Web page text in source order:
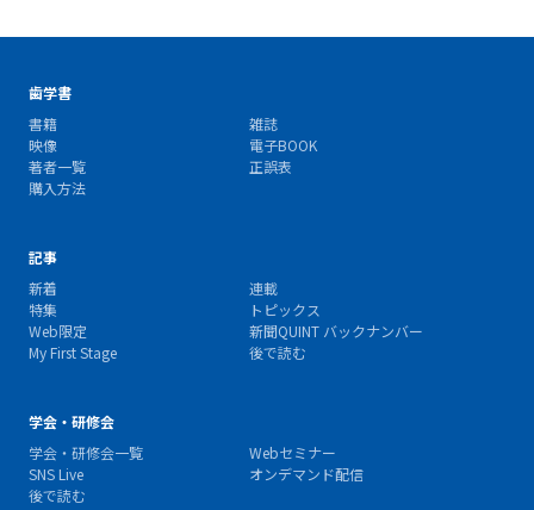
歯学書
書籍
雑誌
映像
電子BOOK
著者一覧
正誤表
購入方法
記事
新着
連載
特集
トピックス
Web限定
新聞QUINT バックナンバー
My First Stage
後で読む
学会・研修会
学会・研修会一覧
Webセミナー
SNS Live
オンデマンド配信
後で読む